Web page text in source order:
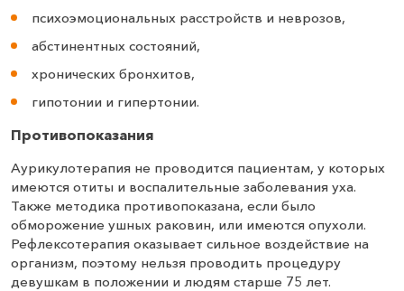
психоэмоциональных расстройств и неврозов,
абстинентных состояний,
хронических бронхитов,
гипотонии и гипертонии.
Противопоказания
Аурикулотерапия не проводится пациентам, у которых
имеются отиты и воспалительные заболевания уха.
Также методика противопоказана, если было
обморожение ушных раковин, или имеются опухоли.
Рефлексотерапия оказывает сильное воздействие на
организм, поэтому нельзя проводить процедуру
девушкам в положении и людям старше 75 лет.